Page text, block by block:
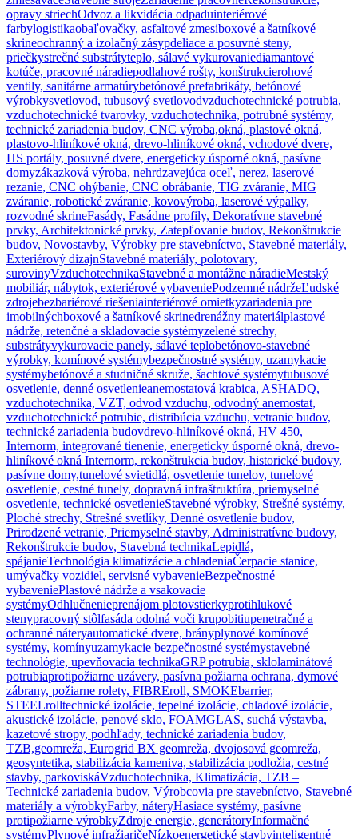
opravy striechOdvoz a likvidácia odpaduinteriérové
farbylogistikaobaľovačky, asfaltové zmesiboxové a šatníkové
skrineochranný a izolačný zásypdeliace a posuvné steny,
priečkystrečné substrátyteplo, sálavé vykurovaniediamantové
kotúče, pracovné náradiepodlahové rošty, konštrukcierohové
ventily, sanitárne armatúrybetónové prefabrikáty, betónové
výrobkysvetlovod, tubusový svetlovodvzduchotechnické potrubia,
vzduchotechnické tvarovky, vzduchotechnika, potrubné systémy,
technické zariadenia budov, CNC výroba,okná, plastové okná,
plastovo-hliníkové okná, drevo-hliníkové okná, vchodové dvere,
HS portály, posuvné dvere, energeticky úsporné okná, pasívne
domyzákazková výroba, nehrdzavejúca oceľ, nerez, laserové
rezanie, CNC ohýbanie, CNC obrábanie, TIG zváranie, MIG
zváranie, robotické zváranie, kovovýroba, laserové výpalky,
rozvodné skrineFasády, Fasádne profily, Dekoratívne stavebné
prvky, Architektonické prvky, Zatepľovanie budov, Rekonštrukcie
budov, Novostavby, Výrobky pre stavebníctvo, Stavebné materiály,
Exteriérový dizajnStavebné materiály, polotovary,
surovinyVzduchotechnikaStavebné a montážne náradieMestský
mobiliár, nábytok, exteriérové vybaveniePodzemné nádržeĽudské
zdrojebezbariérové riešeniainteriérové omietkyzariadenia pre
imobilnýchboxové a šatníkové skrinedrenážny materiálplastové
nádrže, retenčné a skladovacie systémyzelené strechy,
substrátyvykurovacie panely, sálavé teplobetónovo-stavebné
výrobky, komínové systémybezpečnostné systémy, uzamykacie
systémybetónové a studničné skruže, šachtové systémytubusové
osvetlenie, denné osvetlenieanemostatová krabica, ASHADQ,
vzduchotechnika, VZT, odvod vzduchu, odvodný anemostat,
vzduchotechnické potrubie, distribúcia vzduchu, vetranie budov,
technické zariadenia budovdrevo-hliníkové okná, HV 450,
Internorm, integrované tienenie, energeticky úsporné okná, drevo-
hliníkové okná Internorm, rekonštrukcia budov, historické budovy,
pasívne domy,tunelové svietidlá, osvetlenie tunelov, tunelové
osvetlenie, cestné tunely, dopravná infraštruktúra, priemyselné
osvetlenie, technické osvetlenieStavebné výrobky, Strešné systémy,
Ploché strechy, Strešné svetlíky, Denné osvetlenie budov,
Prirodzené vetranie, Priemyselné stavby, Administratívne budovy,
Rekonštrukcie budov, Stavebná technikaLepidlá,
spájanieTechnológia klimatizácie a chladeniaČerpacie stanice,
umývačky vozidiel, servisné vybavenieBezpečnostné
vybaveniePlastové nádrže a vsakovacie
systémyOdhlučnenieprenájom plotovstierkyprotihlukové
stenypracovný stôlfasáda odolná voči krupobitiupenetračné a
ochranné náteryautomatické dvere, brányplynové komínové
systémy, komínyuzamykacie bezpečnostné systémystavebné
technológie, upevňovacia technikaGRP potrubia, sklolaminátové
potrubiaprotipožiarne uzávery, pasívna požiarna ochrana, dymové
zábrany, požiarne rolety, FIBREroll, SMOKEbarrier,
STEELrolltechnické izolácie, tepelné izolácie, chladové izolácie,
akustické izolácie, penové sklo, FOAMGLAS, suchá výstavba,
kazetové stropy, podhľady, technické zariadenia budov,
TZB,geomreža, Eurogrid BX geomreža, dvojosová geomreža,
geosyntetika, stabilizácia kameniva, stabilizácia podložia, cestné
stavby, parkoviskáVzduchotechnika, Klimatizácia, TZB –
Technické zariadenia budov, Výrobcovia pre stavebníctvo, Stavebné
materiály a výrobkyFarby, náteryHasiace systémy, pasívne
protipožiarne výrobkyZdroje energie, generátoryInformačné
systémyPlynové infražiaričeNízkoenergetické stavbyinteligentné